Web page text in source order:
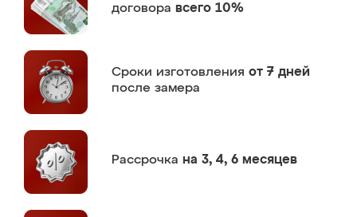
договора всего 10%
Сроки изготовления от 7 дней
после замера
Рассрочка на 3, 4, 6 месяцев